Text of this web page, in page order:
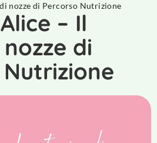
nozze di Percorso Nutrizione
– Il
di